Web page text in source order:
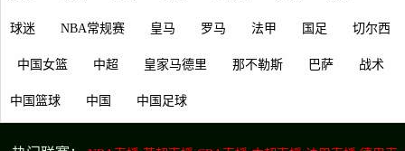
球迷 NBA常规赛 皇马 罗马 法甲 国足 切尔西
中国女篮 中超 皇家马德里 那不勒斯 巴萨 战术
中国篮球 中国 中国足球